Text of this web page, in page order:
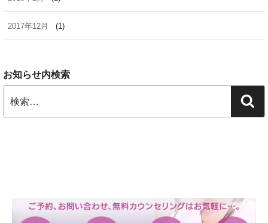
2017年12月 (1)
お知らせ内検索
索